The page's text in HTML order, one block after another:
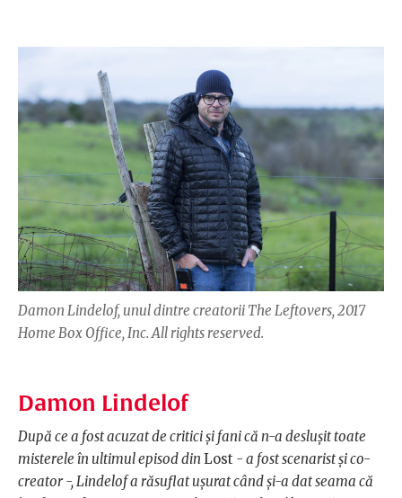
Damon Lindelof, unul dintre creatorii The Leftovers, 2017
Home Box Office, Inc. All rights reserved.
Damon Lindelof
După ce a fost acuzat de critici și fani că n-a deslușit toate
misterele în ultimul episod din Lost - a fost scenarist și co-
creator -, Lindelof a răsuflat ușurat când și-a dat seama că